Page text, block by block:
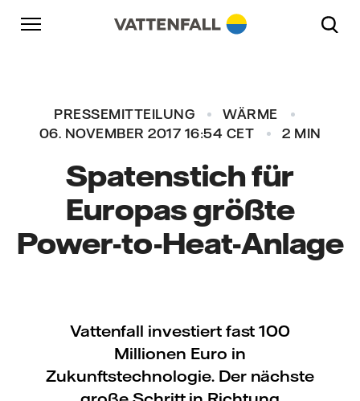
Überspringen
Zurück zur Hauptnavigation
Gehe zur Fußzeile
PRESSEMITTEILUNG
WÄRME
06. NOVEMBER 2017 16:54 CET
2 MIN
Spatenstich für
Europas größte
Power-to-Heat-Anlage
Vattenfall investiert fast 100
Millionen Euro in
Zukunftstechnologie. Der nächste
Zurück zur Hauptnavigation